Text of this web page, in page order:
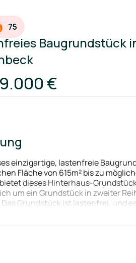
75
Baugrundstück
€
einzigartige, lastenfreie
Fläche von 615m² bis zu
dieses Hinterhaus-
um ein Grundstück in zweiter
Grundstück ist lastenfrei, und
oder ein Doppelhaus planen,
die Möglichkeit, das
Ein Highlight ist